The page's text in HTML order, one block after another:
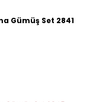
Gümüş Set 2841